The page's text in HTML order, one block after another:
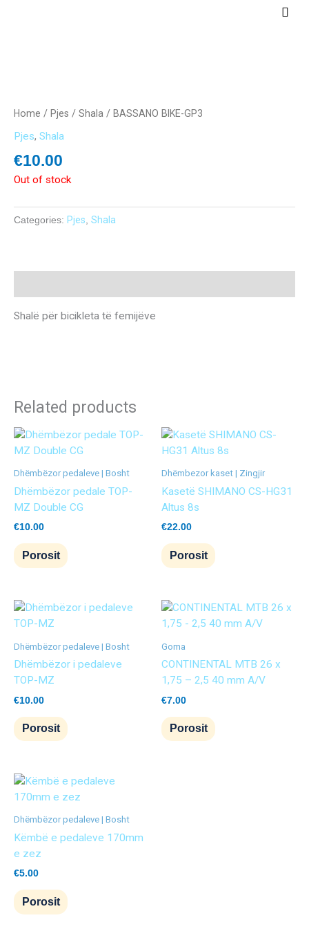
Main
Home / Pjes / Shala / BASSANO BIKE-GP3
Pjes, Shala
€10.00
Out of stock
Categories: Pjes Shala
Shalë për bicikleta të femijëve
Related products
Dhëmbëzor pedaleve | Bosht
Dhëmbëzor pedale TOP-
MZ Double CG
€10.00
Porosit
Dhëmbezor kaset | Zingjir
Kasetë SHIMANO CS-HG31
Altus 8s
€22.00
Porosit
Dhëmbëzor pedaleve | Bosht
Dhëmbëzor i pedaleve
TOP-MZ
€10.00
Porosit
Goma
CONTINENTAL MTB 26 x
1,75 – 2,5 40 mm A/V
€7.00
Porosit
Dhëmbëzor pedaleve | Bosht
Këmbë e pedaleve 170mm
e zez
€5.00
Porosit